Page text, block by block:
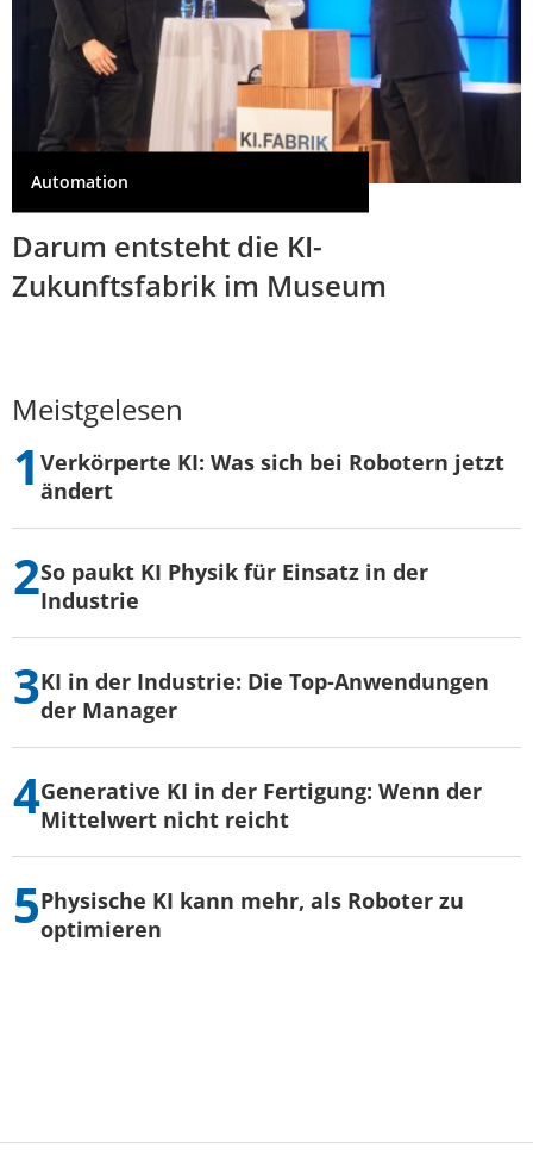
Automation
Darum entsteht die KI-
Zukunftsfabrik im Museum
Meistgelesen
Verkörperte KI: Was sich bei Robotern jetzt
ändert
So paukt KI Physik für Einsatz in der
Industrie
KI in der Industrie: Die Top-Anwendungen
der Manager
Generative KI in der Fertigung: Wenn der
Mittelwert nicht reicht
Physische KI kann mehr, als Roboter zu
optimieren